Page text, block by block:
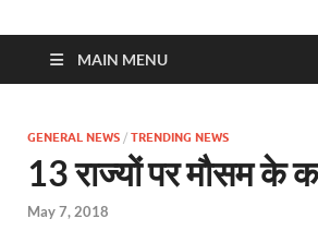
MAIN MENU
GENERAL NEWS / TRENDING NEWS
13 राज्यों पर मौसम के
May 7, 2018